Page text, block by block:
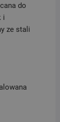
do
i
ze stali